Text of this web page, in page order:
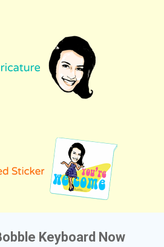
Keyboard Now